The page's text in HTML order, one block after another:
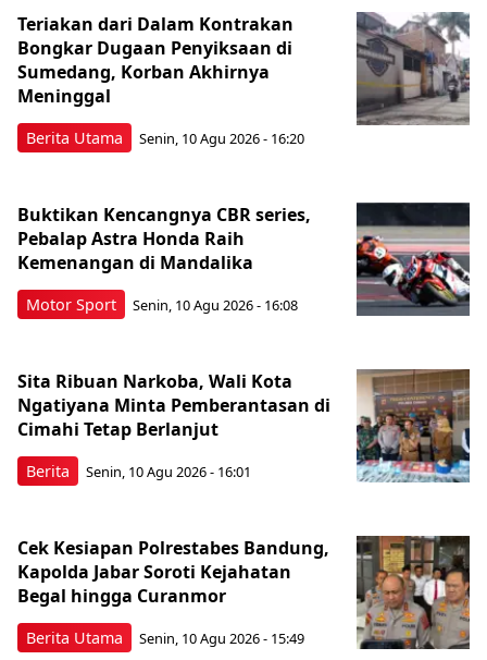
Berita Utama
Teriakan dari Dalam Kontrakan
Bongkar Dugaan Penyiksaan di
Sumedang, Korban Akhirnya
Meninggal
Senin, 10 Agu 2026 - 16:20
Motor Sport
Buktikan Kencangnya CBR series,
Pebalap Astra Honda Raih
Kemenangan di Mandalika
Senin, 10 Agu 2026 - 16:08
Berita
Sita Ribuan Narkoba, Wali Kota
Ngatiyana Minta Pemberantasan di
Cimahi Tetap Berlanjut
Senin, 10 Agu 2026 - 16:01
Berita Utama
Cek Kesiapan Polrestabes Bandung,
Kapolda Jabar Soroti Kejahatan
Begal hingga Curanmor
Senin, 10 Agu 2026 - 15:49